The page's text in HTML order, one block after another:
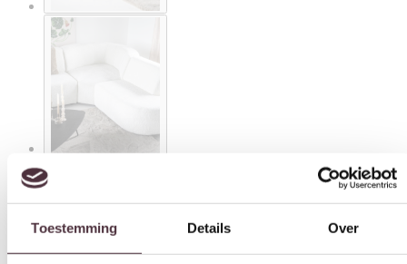
Toestemming Details Over